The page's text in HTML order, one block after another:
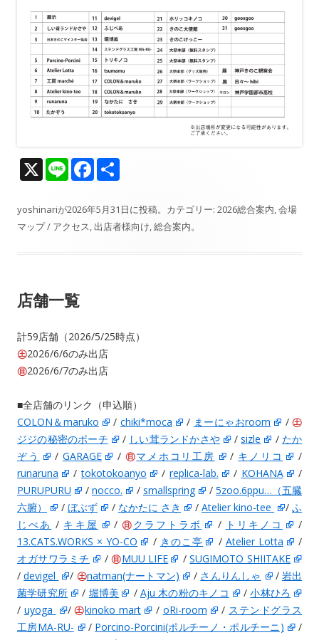
X Li
e
F
e
b
yoshinariが2026年5月31日に投稿。カテゴリー: 2026総合案内,会場
マップ / アクセス,出店者様向け,総合案内。
店舗一覧
計59店舗（2026/5/25時点）
㊏2026/6/6のみ出店
㊐2026/6/7のみ出店
■全店舗のリンク（申込順）
COLON＆maruko
/ chiki*moca / まーにゃおroom /㊏
ジジの秘密のポーチ
/ しい茸ランドかさや /sizle / たか
ぞう
/GARAGE / ㊐マメホコリ工房 / キノリコ
/
runaruna
/tokotokoanyo / replica-lab. / KOHANA
/
PURUPURU
/ nocco. / smallspring / 5zoo.6ppu…（五臓
六腑）
/ ぼぶず / なかたに さき / Atelier kino-tee / ふ
じべあ / キキ屋 / ㊐クラフトラボ / トリキノコ
/
13.CATS.WORKS × YO-CO
/ きのこ亭 / Atelier Lotta
/
オガサワラミチ
/㊐MUU LIFE /SUGIMOTO SHIITAKE
/devigel / ㊏natman(ナートマン) / さんりんしゃ / 岩出
菌学研究所
/ 堀博美 / Aju 木の粉のキノコ /小林ひろ
/ uyoga /㊏kinoko mart / oRi-room / ステンドグラス
工房MA-RU-
/ Porcino-Porcini(ポルチーノ・ポルチーニ)
/